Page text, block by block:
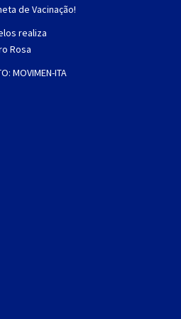
de Vacinação!
realiza
Rosa
MOVIMEN-ITA